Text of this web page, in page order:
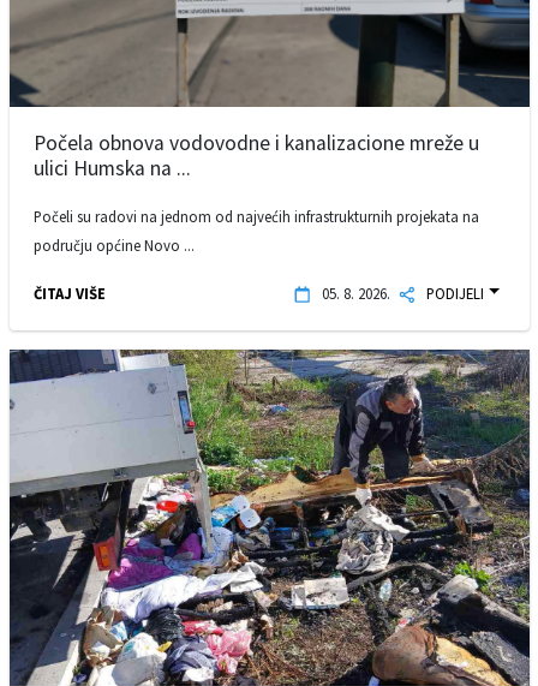
Počela obnova vodovodne i kanalizacione mreže u
ulici Humska na ...
Počeli su radovi na jednom od najvećih infrastrukturnih projekata na
području općine Novo ...
ČITAJ VIŠE 05. 8. 2026. PODIJELI